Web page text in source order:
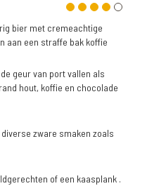
bier met cremeachtige
aan een straffe bak koffie
geur van port vallen als
hout, koffie en chocolade
zware smaken zoals
of een kaasplank .